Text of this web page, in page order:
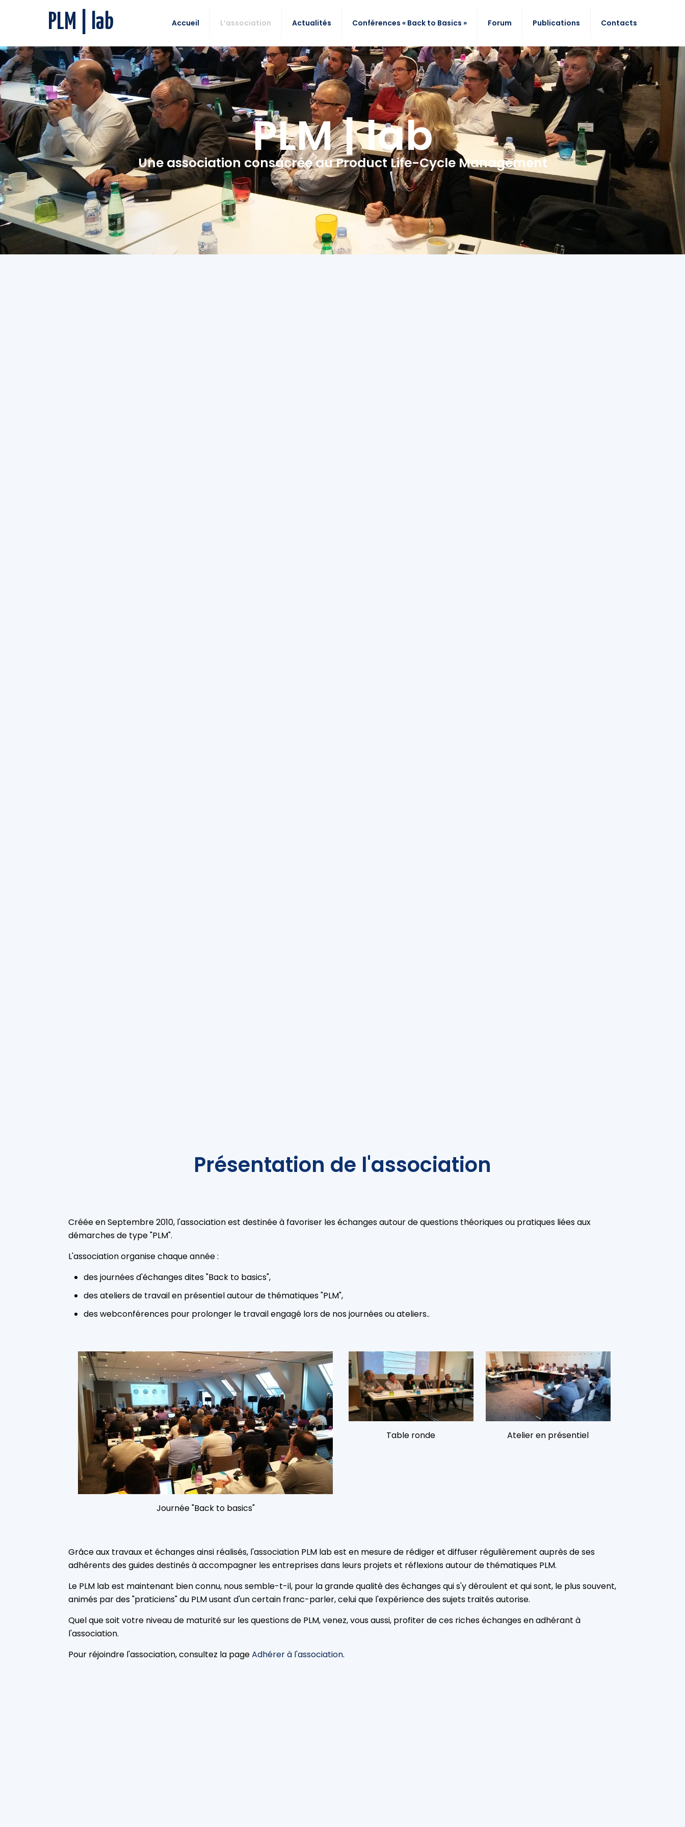
PLM | lab Accueil L’association Actualités Conférences « Back to Basics » Forum Publications Contacts
PLM | lab
Une association consacrée au Product Life-Cycle Management
Présentation de l'association
Créée en Septembre 2010, l'association est destinée à favoriser les échanges autour de questions théoriques ou pratiques liées aux
démarches de type "PLM".
L'association organise chaque année :
des journées d'échanges dites "Back to basics",
des ateliers de travail en présentiel autour de thématiques "PLM",
des webconférences pour prolonger le travail engagé lors de nos journées ou ateliers..
Journée "Back to basics"
Table ronde Atelier en présentiel
Grâce aux travaux et échanges ainsi réalisés, l'association PLM lab est en mesure de rédiger et diffuser régulièrement auprès de ses
adhérents des guides destinés à accompagner les entreprises dans leurs projets et réflexions autour de thématiques PLM.
Le PLM lab est maintenant bien connu, nous semble-t-il, pour la grande qualité des échanges qui s'y déroulent et qui sont, le plus souvent,
animés par des "praticiens" du PLM usant d'un certain franc-parler, celui que l'expérience des sujets traités autorise.
Quel que soit votre niveau de maturité sur les questions de PLM, venez, vous aussi, profiter de ces riches échanges en adhérant à
l'association.
Pour réjoindre l'association, consultez la pageAdhérer à l'association.